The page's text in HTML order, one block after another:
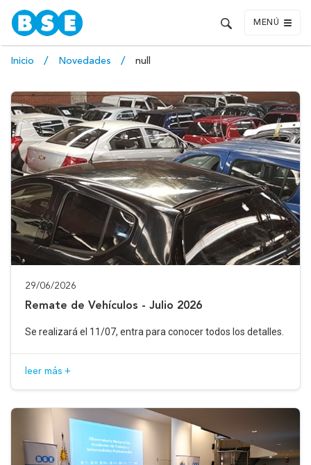
MENÚ
Inicio Novedades null
29/06/2026
Remate de Vehículos - Julio 2026
Se realizará el 11/07, entra para conocer todos los detalles.
leer más +